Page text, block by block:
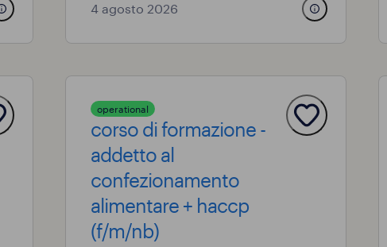
4 agosto 2026
operational
corso di formazione -
addetto al
confezionamento
alimentare + haccp
(f/m/nb)